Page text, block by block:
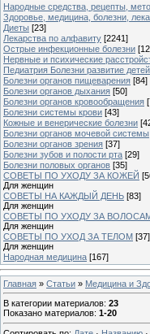
Народные средства, рецепты,
Здоровье, медицина, болезни,
Диеты [23]
Лекарства по алфавиту [2241]
Острые инфекционные болезни
Нервные и психические
Педиатрия Болезни развитие детей
Болезни органов пищеварения [84]
Болезни органов дыхания [50]
Болезни органов кровообращения
Болезни системы крови [43]
Кожные и венерические болезни
Болезни органов мочевой системы
Болезни органов зрения [37]
Болезни зубов и полости рта [29]
Болезни половых органов [35]
СОВЕТЫ ПО УХОДУ ЗА КОЖЕЙ
Для женщин
СОВЕТЫ НА КАЖДЫЙ ДЕНЬ [83]
Для женщин
СОВЕТЫ ПО УХОДУ ЗА
Для женщин
СОВЕТЫ ПО УХОД ЗА ТЕЛОМ [37]
Для женщин
Народная медицина [167]
Главная » Статьи » Медицина и
В категории материалов: 23
Показано материалов: 1-20